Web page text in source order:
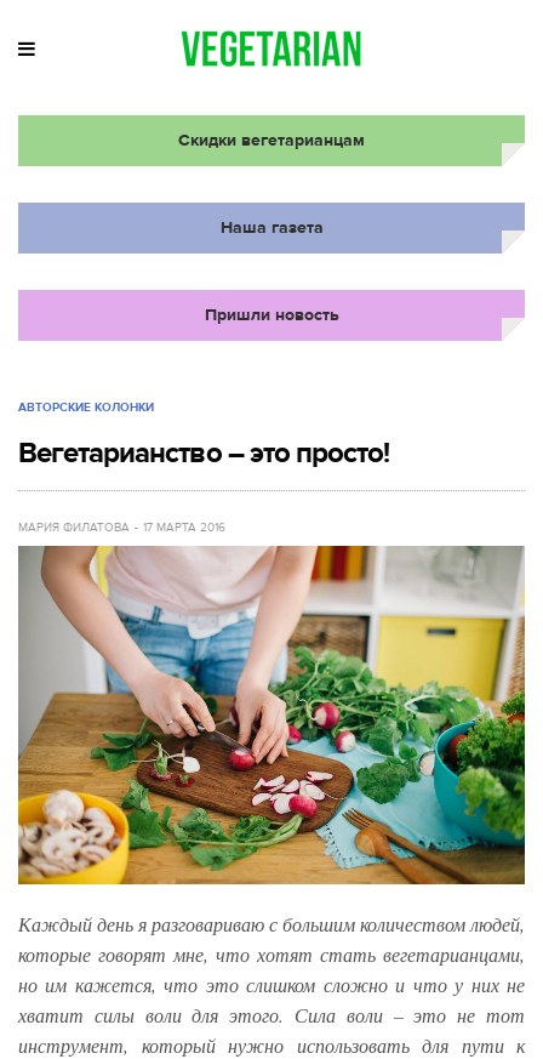
Скидки вегетарианцам
Наша газета
Пришли новость
АВТОРСКИЕ КОЛОНКИ
Вегетарианство – это просто!
МАРИЯ ФИЛАТОВА 17 МАРТА 2016
Каждый день я разговариваю с большим количеством людей,
которые говорят мне, что хотят стать вегетарианцами,
но им кажется, что это слишком сложно и что у них не
хватит силы воли для этого. Сила воли – это не тот
инструмент, который нужно использовать для пути к